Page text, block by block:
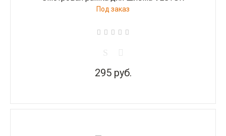
Под заказ
295 руб.